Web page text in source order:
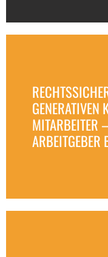
GENERATIVEN
MITARBEITER
ARBEITGEBER